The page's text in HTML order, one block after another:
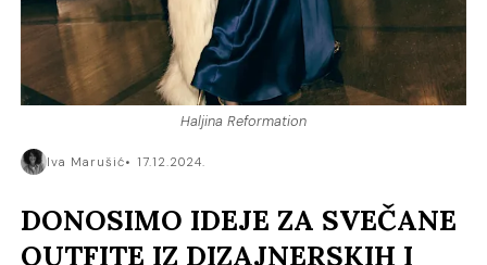
Haljina Reformation
Iva Marušić 17.12.2024.
DONOSIMO IDEJE ZA SVEČANE
OUTFITE IZ DIZAJNERSKIH I